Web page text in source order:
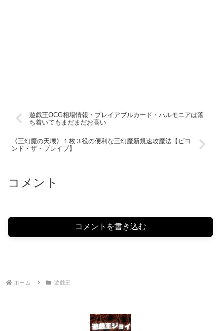
遊戯王OCG相場情報・プレイアブルカード・ハルモニアは落
ち着いてもまだまだお高い
《三幻魔の天壊》１枚３役の便利な三幻魔新規速攻魔法【ビヨ
ンド・ザ・ブレイブ】
コメント
コメントを書き込む
ホーム 遊戯王